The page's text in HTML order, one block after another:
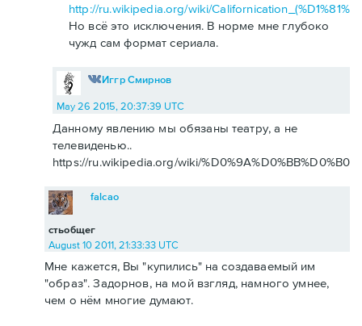
http://ru.wikipedia.org/wiki/
Но всё это исключения. В норме мне глубоко
чужд сам формат сериала.
Иггр Смирнов
May 26 2015, 20:37:39 UTC
Данному явлению мы обязаны театру, а не
телевиденью..
https://ru.wikipedia.org/wiki/
стьобщег
falcao
August 10 2011, 21:33:33 UTC
Мне кажется, Вы "купились" на создаваемый им
"образ". Задорнов, на мой взгляд, намного умнее,
чем о нём многие думают.